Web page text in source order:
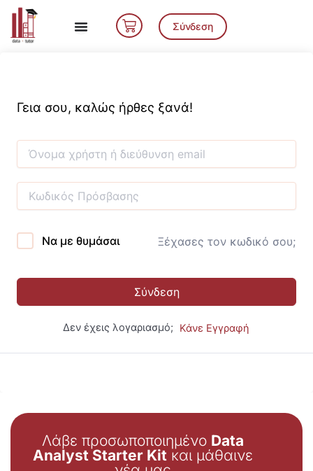
Μετάβαση
περιεχόμενο
Cart Σύνδεση
Γεια σου, καλώς ήρθες ξανά!
Να με θυμάσαι Ξέχασες τον κωδικό σου;
Σύνδεση
Δεν έχεις λογαριασμό; Κάνε Εγγραφή
Λάβε προσωποποιημένο Data
Analyst Starter Kit και μάθαινε